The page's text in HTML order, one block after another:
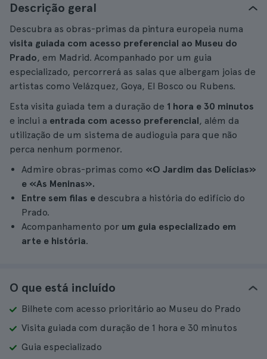
Descrição geral
Descubra as obras-primas da pintura europeia numa
visita guiada com acesso preferencial ao Museu do
Prado, em Madrid. Acompanhado por um guia
especializado, percorrerá as salas que albergam joias de
artistas como Velázquez, Goya, El Bosco ou Rubens.
Esta visita guiada tem a duração de 1 hora e 30 minutos
e inclui a entrada com acesso preferencial, além da
utilização de um sistema de audioguia para que não
perca nenhum pormenor.
Admire obras-primas como «O Jardim das Delícias»
e «As Meninas».
Entre sem filas e descubra a história do edifício do
Prado.
Acompanhamento por um guia especializado em
arte e história.
O que está incluído
Bilhete com acesso prioritário ao Museu do Prado
Visita guiada com duração de 1 hora e 30 minutos
Guia especializado